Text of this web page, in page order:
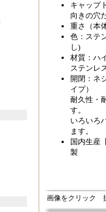
キャップ
向きの穴
重さ（本
色：ステ
し)
材質：ハ
ステンレ
開閉：ネ
イプ）
耐久性・
す。
いろいろ
ます。
国内生産
製
画像をクリック